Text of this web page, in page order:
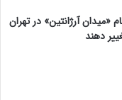
آرژانتین» در تهران
دهند